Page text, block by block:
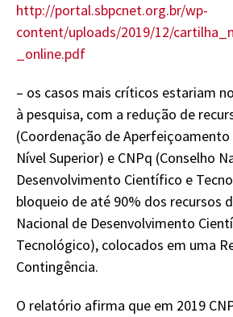
http://portal.sbpcnet.org.br/wp-
content/uploads/2019/12/
_online.pdf
– os casos mais críticos estariam
à pesquisa, com a redução de
(Coordenação de
Nível Superior) e CNPq (Conselho
Desenvolvimento Científico e
bloqueio de até 90% dos recursos
Nacional de Desenvolvimento
Tecnológico), colocados em uma
Contingência.
O relatório afirma que em 2019